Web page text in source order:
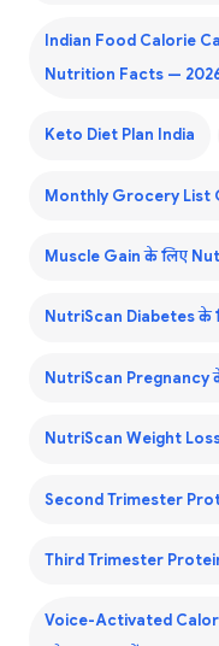
Indian Food Calorie
Nutrition Facts —
Keto Diet Plan India
Monthly Grocery List
Muscle Gain के लिए
NutriScan Diabetes के
NutriScan Pregnancy
NutriScan Weight
Second Trimester
Third Trimester
Voice-Activated